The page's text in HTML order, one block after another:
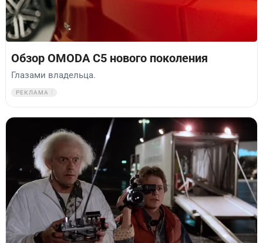
Обзор OMODA C5 нового поколения
Глазами владельца.
РЕКЛАМА